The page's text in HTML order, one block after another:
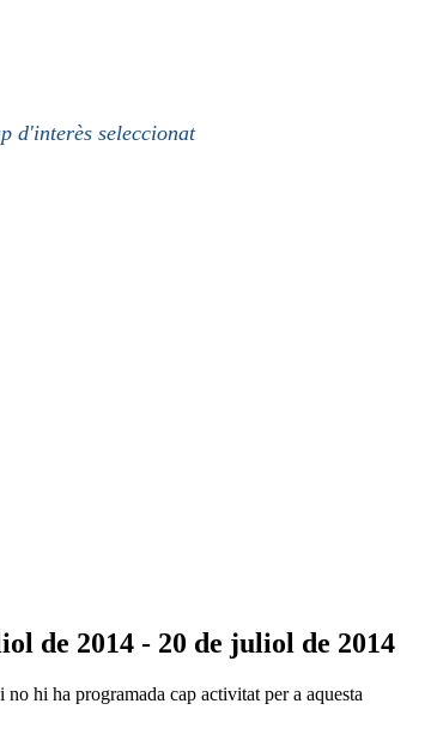
d'interès seleccionat
de 2014 - 20 de juliol de 2014
no hi ha programada cap activitat per a aquesta